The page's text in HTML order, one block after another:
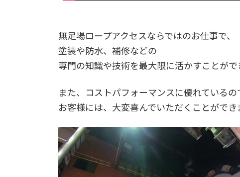
無足場ロープアクセスならではのお仕事で、
塗装や防水、補修などの
専門の知識や技術を最大限に活かすことがで
また、コストパフォーマンスに優れているの
お客様には、大変喜んでいただくことができ